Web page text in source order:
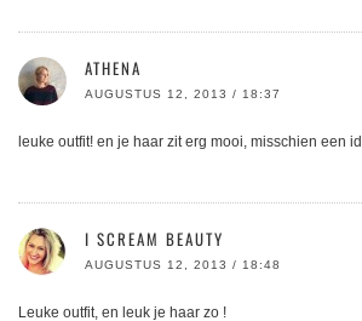
ATHENA
AUGUSTUS 12, 2013 / 18:37
leuke outfit! en je haar zit erg mooi, misschien een
I SCREAM BEAUTY
AUGUSTUS 12, 2013 / 18:48
Leuke outfit, en leuk je haar zo !